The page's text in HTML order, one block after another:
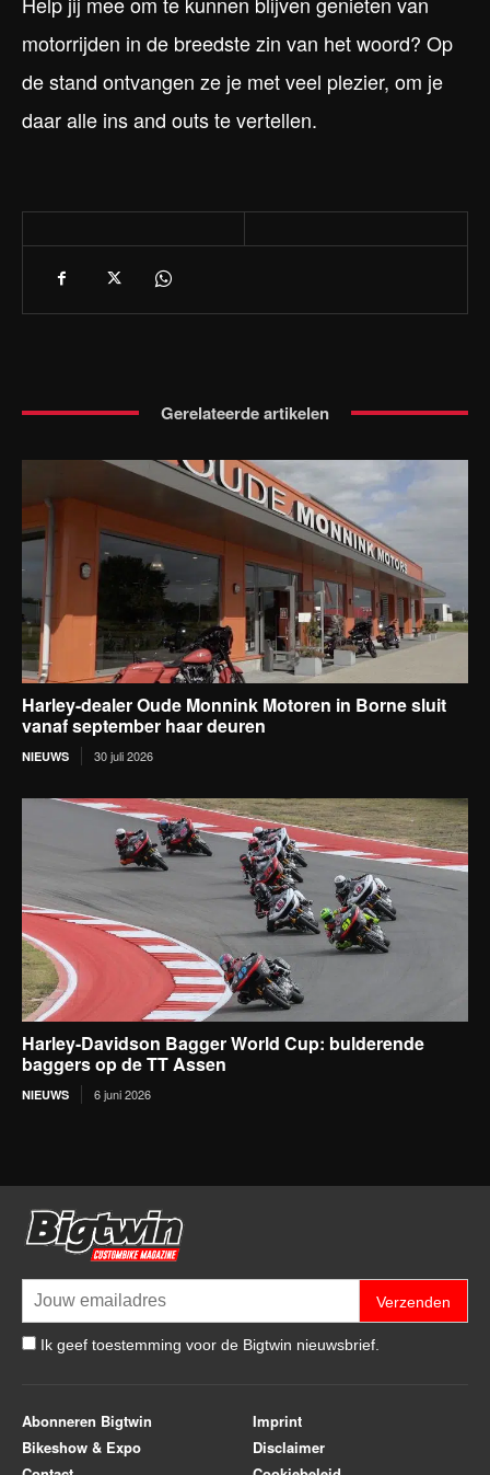
motorrijden in de breedste zin van het woord? Op
de stand ontvangen ze je met veel plezier, om je
daar alle ins and outs te vertellen.
Gerelateerde artikelen
Harley-dealer Oude Monnink Motoren in Borne sluit
vanaf september haar deuren
NIEUWS 30 juli 2026
Harley-Davidson Bagger World Cup: bulderende
baggers op de TT Assen
NIEUWS 6 juni 2026
Verzenden
Ik geef toestemming voor de Bigtwin nieuwsbrief.
Abonneren Bigtwin
Bikeshow & Expo
Imprint
Disclaimer